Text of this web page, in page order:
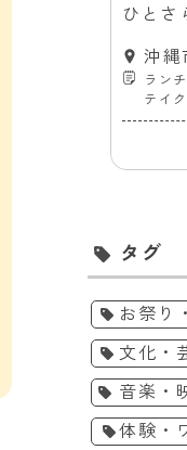
ひとさ
沖縄
ラン
テイ
処「
タグ
お祭り
文化・
音楽・
体験・